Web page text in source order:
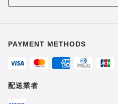
PAYMENT METHODS
配送業者